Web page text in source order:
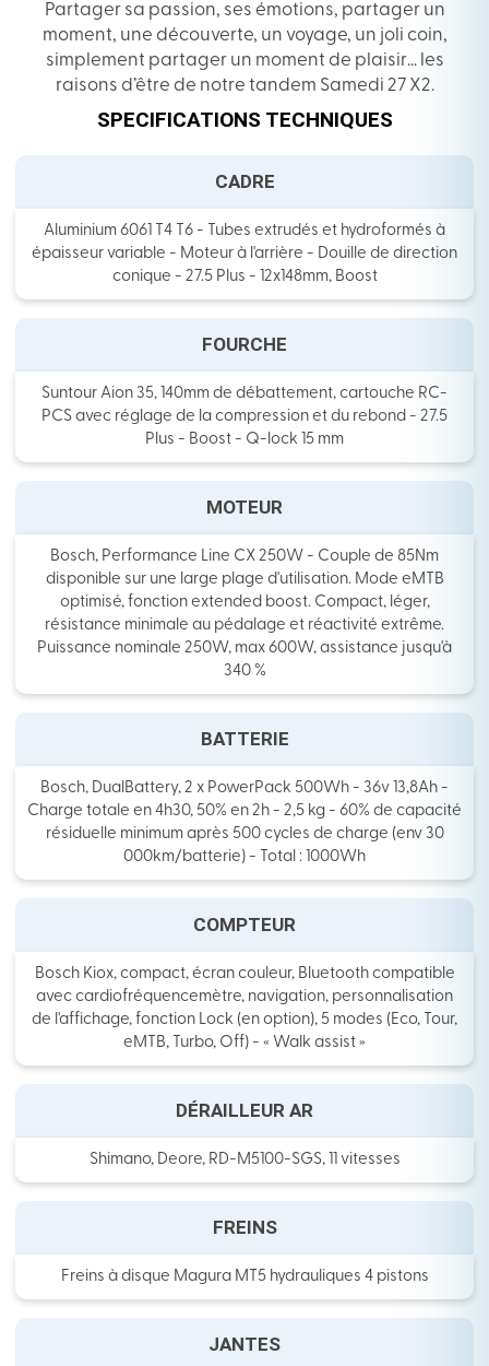
Partager sa passion, ses émotions, partager un
moment, une découverte, un voyage, un joli coin,
simplement partager un moment de plaisir… les
raisons d’être de notre tandem Samedi 27 X2.
SPECIFICATIONS TECHNIQUES
CADRE
Aluminium 6061 T4 T6 - Tubes extrudés et hydroformés à
épaisseur variable - Moteur à l'arrière - Douille de direction
conique - 27.5 Plus - 12x148mm, Boost
FOURCHE
Suntour Aion 35, 140mm de débattement, cartouche RC-
PCS avec réglage de la compression et du rebond - 27.5
Plus - Boost - Q-lock 15 mm
MOTEUR
Bosch, Performance Line CX 250W - Couple de 85Nm
disponible sur une large plage d'utilisation. Mode eMTB
optimisé, fonction extended boost. Compact, léger,
résistance minimale au pédalage et réactivité extrême.
Puissance nominale 250W, max 600W, assistance jusqu'à
340 %
BATTERIE
Bosch, DualBattery, 2 x PowerPack 500Wh - 36v 13,8Ah -
Charge totale en 4h30, 50% en 2h - 2,5 kg - 60% de capacité
résiduelle minimum après 500 cycles de charge (env 30
000km/batterie) - Total : 1000Wh
COMPTEUR
Bosch Kiox, compact, écran couleur, Bluetooth compatible
avec cardiofréquencemètre, navigation, personnalisation
de l'affichage, fonction Lock (en option), 5 modes (Eco, Tour,
eMTB, Turbo, Off) - « Walk assist »
DÉRAILLEUR AR
Shimano, Deore, RD-M5100-SGS, 11 vitesses
FREINS
Freins à disque Magura MT5 hydrauliques 4 pistons
JANTES